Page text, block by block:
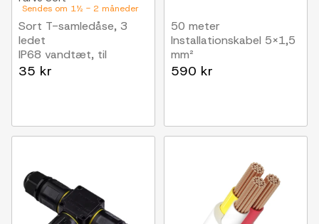
Sendes om 1½ - 2 måneder
Sort T-samledåse, 3
ledet
IP68 vandtæt, til
samling af ledninger,
35 kr
50 meter
Installationskabel 5x1,5
mm²
590 kr